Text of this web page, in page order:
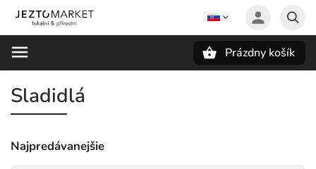
Prázdny košík
Sladidlá
Najpredávanejšie